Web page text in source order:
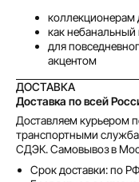
коллекционерам
как небанальный
для
акцентом
ДОСТАВКА
Доставка по всей
Доставляем курьером
транспортными
СДЭК. Самовывоз в
Срок доставки: по
Как